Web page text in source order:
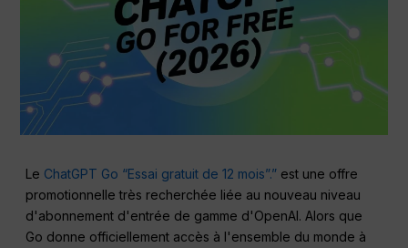
Le ChatGPT Go “Essai gratuit de 12 mois”.” est une offre
promotionnelle très recherchée liée au nouveau niveau
d'abonnement d'entrée de gamme d'OpenAI. Alors que
Go donne officiellement accès à l'ensemble du monde à